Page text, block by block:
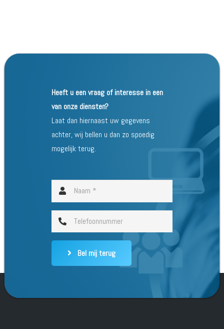
Heeft u een vraag of interesse in een
van onze diensten?
Laat dan hiernaast uw gegevens
achter, wij bellen u dan zo spoedig
mogelijk terug.
Bel mij terug